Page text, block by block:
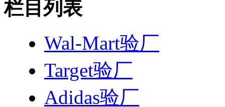
栏目列表
Wal-Mart验厂
Target验厂
Adidas验厂